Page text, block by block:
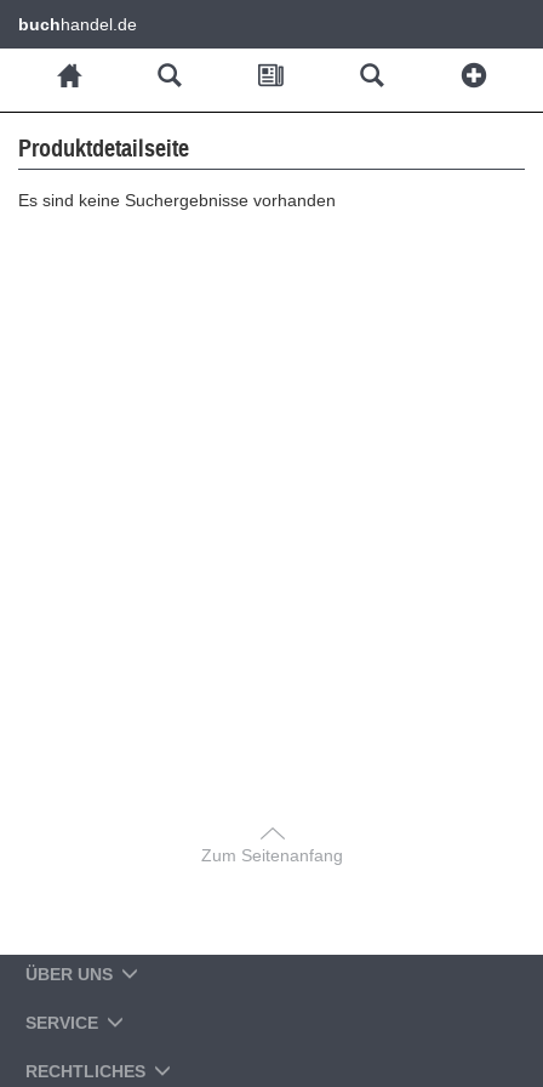
buchhandel.de
Produktdetailseite
Es sind keine Suchergebnisse vorhanden
Zum Seitenanfang
ÜBER UNS
SERVICE
RECHTLICHES